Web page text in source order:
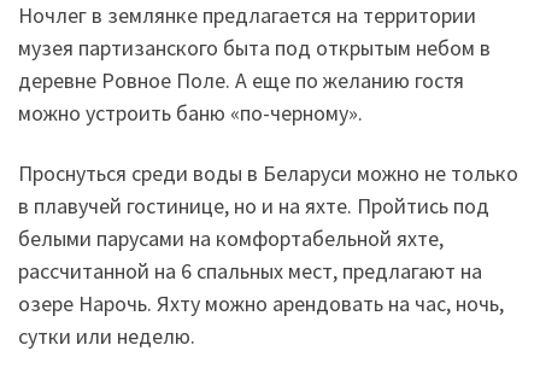
Ночлег в землянке предлагается на территории
музея партизанского быта под открытым небом в
деревне Ровное Поле. А еще по желанию гостя
можно устроить баню «по-черному».
Проснуться среди воды в Беларуси можно не только
в плавучей гостинице, но и на яхте. Пройтись под
белыми парусами на комфортабельной яхте,
рассчитанной на 6 спальных мест, предлагают на
озере Нарочь. Яхту можно арендовать на час, ночь,
сутки или неделю.